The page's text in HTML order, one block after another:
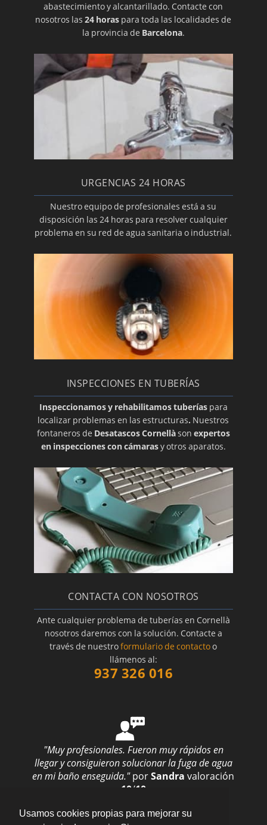
Usamos cookies propias para mejorar su
abastecimiento y alcantarillado. Contacte con
nosotros las24 horas para toda las localidades de
la provincia de Barcelona.
URGENCIAS 24 HORAS
Nuestro equipo de profesionales está a su
disposición las 24 horas para resolver cualquier
problema en su red de agua sanitaria o industrial.
INSPECCIONES EN TUBERÍAS
Inspeccionamos y rehabilitamos tuberíaspara
localizar problemas en las estructuras. Nuestros
fontaneros de Desatascos Cornellàson expertos
en inspecciones con cámarasy otros aparatos.
CONTACTA CON NOSOTROS
Ante cualquier problema de tuberías en Cornellà
nosotros daremos con la solución. Contacte a
través de nuestroformulario de contactoo
llámenos al:
937 326 016
"Muy profesionales. Fueron muy rápidos en
llegar y consiguieron solucionar la fuga de agua
en mi baño enseguida." porSandra valoración
10/10